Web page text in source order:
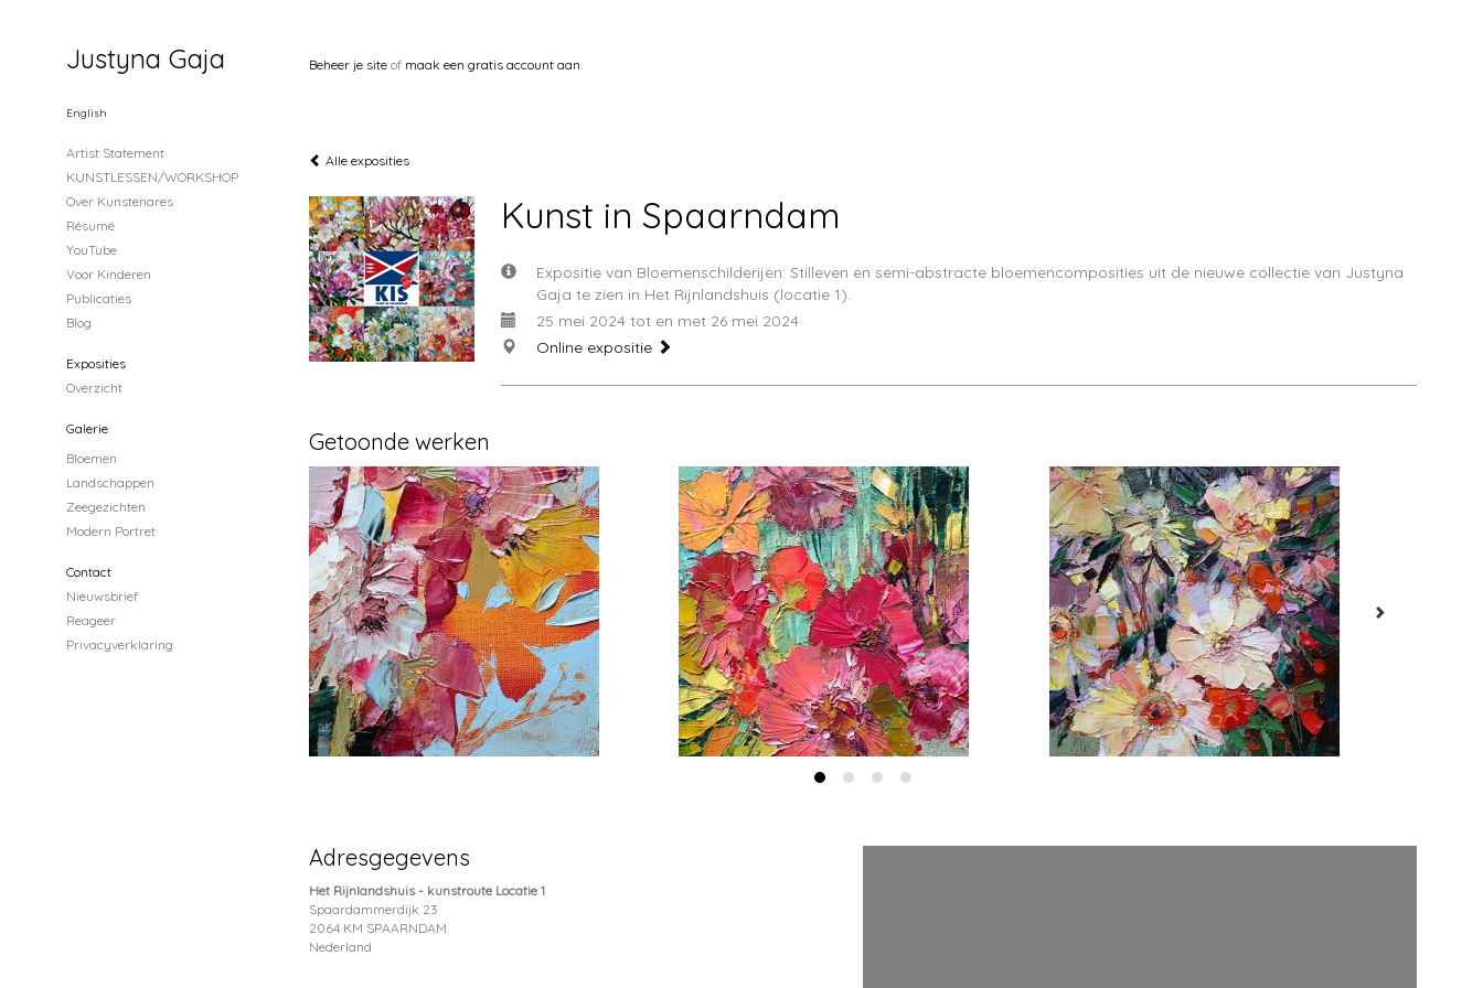
Beheer je site of maak een gratis account aan.
Alle exposities
Kunst in Spaarndam
Expositie van Bloemenschilderijen: Stilleven en semi-abstracte bloemencomposities uit de nieuwe collectie van Justyna
Gaja te zien in Het Rijnlandshuis (locatie 1).
25 mei 2024 tot en met 26 mei 2024
Online expositie
Getoonde werken
Adresgegevens
Het Rijnlandshuis - kunstroute Locatie 1
Spaardammerdijk 23
2064 KM SPAARNDAM
Nederland
Justyna Gaja
English
Artist Statement
KUNSTLESSEN/WORKSHOP
Over Kunstenares
Résumé
YouTube
Voor Kinderen
Publicaties
Blog
Exposities
Overzicht
Galerie
Bloemen
Landschappen
Zeegezichten
Modern Portret
Contact
Nieuwsbrief
Reageer
Privacyverklaring